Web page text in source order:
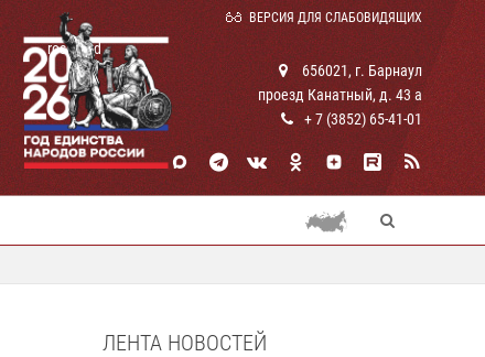
ВЕРСИЯ ДЛЯ СЛАБОВИДЯЩИХ
rosguard
656021, г. Барнаул
проезд Канатный, д. 43 а
+ 7 (3852) 65-41-01
ЛЕНТА НОВОСТЕЙ